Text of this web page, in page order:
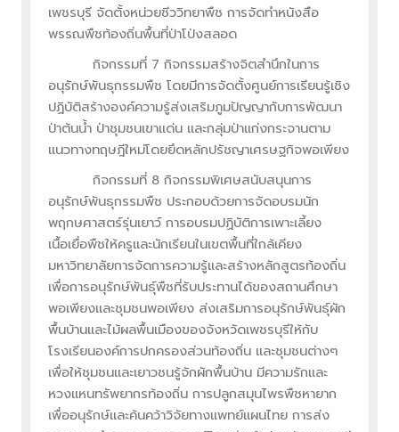
เพชรบุรี จัดตั้งหน่วยชีววิทยาพืช การจัดทำหนังสือ
พรรณพืชท้องถิ่นพื้นที่ป่าโป่งสลอด
กิจกรรมที่ 7 กิจกรรมสร้างจิตสำนึกในการ
อนุรักษ์พันธุกรรมพืช โดยมีการจัดตั้งศูนย์การเรียนรู้เชิง
ปฏิบัติสร้างองค์ความรู้ส่งเสริมภูมปัญญากับการพัฒนา
ป่าต้นน้ำ ป่าชุมชนเขาแด่น และกลุ่มป่าแก่งกระจานตาม
แนวทางทฤษฎีใหม่โดยยึดหลักปรัชญาเศรษฐกิจพอเพียง
กิจกรรมที่ 8 กิจกรรมพิเศษสนับสนุนการ
อนุรักษ์พันธุกรรมพืช ประกอบด้วยการจัดอบรมนัก
พฤกษศาสตร์รุ่นเยาว์ การอบรมปฏิบัติการเพาะเลี้ยง
เนื้อเยื่อพืชให้ครูและนักเรียนในเขตพื้นที่ใกล้เคียง
มหาวิทยาลัยการจัดการความรู้และสร้างหลักสูตรท้องถิ่น
เพื่อการอนุรักษ์พันธุ์พืชที่รับประทานได้ของสถานศึกษา
พอเพียงและชุมชนพอเพียง ส่งเสริมการอนุรักษ์พันธุ์ผัก
พื้นบ้านและไม้ผลพื้นเมืองของจังหวัดเพชรบุรีให้กับ
โรงเรียนองค์การปกครองส่วนท้องถิ่น และชุมชนต่างๆ
เพื่อให้ชุมชนและเยาวชนรู้จักผักพื้นบ้าน มีความรักและ
หวงแหนทรัพยากรท้องถิ่น การปลูกสมุนไพรพืชหายาก
เพื่ออนุรักษ์และค้นคว้าวิจัยทางแพทย์แผนไทย การส่ง